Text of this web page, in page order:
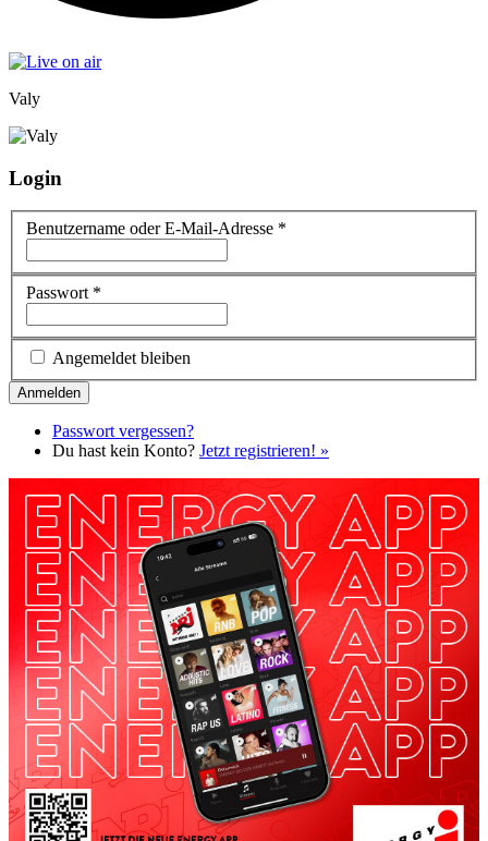
Valy
Login
Benutzername oder E-Mail-Adresse *
Passwort *
Angemeldet bleiben
Passwort vergessen?
Du hast kein Konto? Jetzt registrieren! »